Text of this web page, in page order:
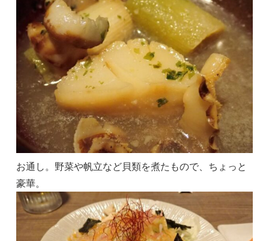
お通し。野菜や帆立など貝類を煮たもので、ちょっと
豪華。